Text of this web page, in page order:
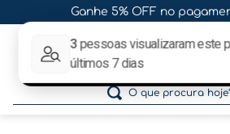
Ganhe 5% OFF no
O que procura hoje?